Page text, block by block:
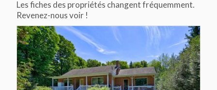
Les fiches des propriétés changent fréquemment.
Revenez-nous voir !